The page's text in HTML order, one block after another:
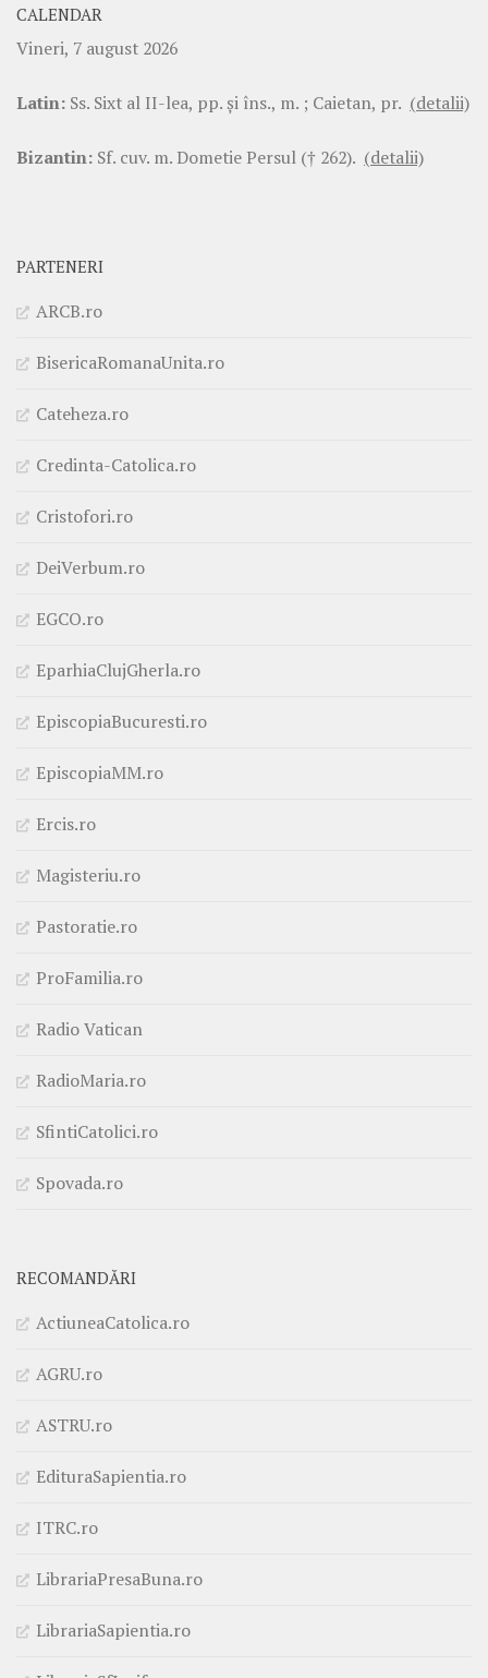
CALENDAR
Vineri, 7 august 2026
Latin: Ss. Sixt al II-lea, pp. şi îns., m. ; Caietan, pr. (detalii)
Bizantin: Sf. cuv. m. Dometie Persul († 262). (detalii)
PARTENERI
ARCB.ro
BisericaRomanaUnita.ro
Cateheza.ro
Credinta-Catolica.ro
Cristofori.ro
DeiVerbum.ro
EGCO.ro
EparhiaClujGherla.ro
EpiscopiaBucuresti.ro
EpiscopiaMM.ro
Ercis.ro
Magisteriu.ro
Pastoratie.ro
ProFamilia.ro
Radio Vatican
RadioMaria.ro
SfintiCatolici.ro
Spovada.ro
RECOMANDĂRI
ActiuneaCatolica.ro
AGRU.ro
ASTRU.ro
EdituraSapientia.ro
ITRC.ro
LibrariaPresaBuna.ro
LibrariaSapientia.ro